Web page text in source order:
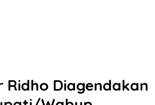
Ridho Diagendakan